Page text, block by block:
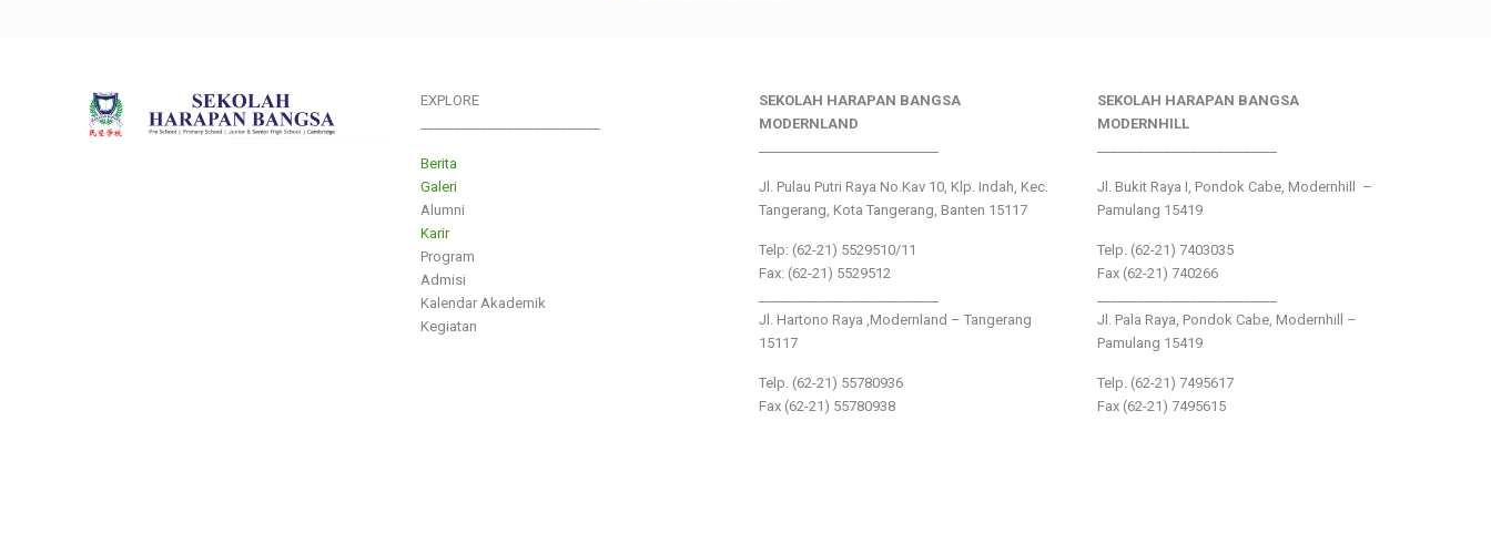
EXPLORE
Berita
Galeri
Alumni
Karir
Program
Admisi
Kalendar Akademik
Kegiatan
SEKOLAH HARAPAN BANGSA
MODERNLAND
Jl. Pulau Putri Raya No.Kav 10, Klp. Indah, Kec.
Tangerang, Kota Tangerang, Banten 15117
Telp: (62-21) 5529510/11
Fax: (62-21) 5529512
Jl. Hartono Raya ,Modernland – Tangerang
15117
Telp. (62-21) 55780936
Fax (62-21) 55780938
SEKOLAH HARAPAN BANGSA
MODERNHILL
Jl. Bukit Raya I, Pondok Cabe, Modernhill –
Pamulang 15419
Telp. (62-21) 7403035
Fax (62-21) 740266
Jl. Pala Raya, Pondok Cabe, Modernhill –
Pamulang 15419
Telp. (62-21) 7495617
Fax (62-21) 7495615